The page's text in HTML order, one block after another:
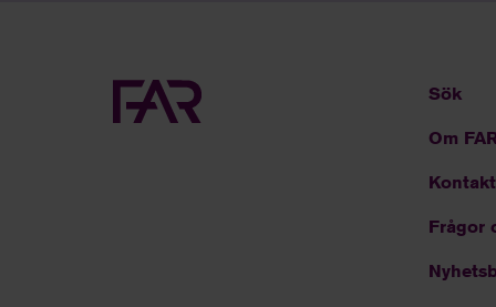
Sök
Om
Kontakt
Frågor